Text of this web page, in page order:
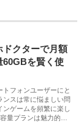
ドクターで月額
60GBを賢く使
フォンユーザーにと
ンスは常に悩ましい問
ンゲームを頻繁に楽し
量プランは魅力的…